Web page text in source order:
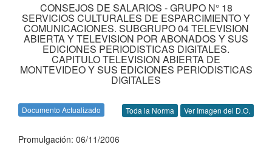
CONSEJOS DE SALARIOS - GRUPO N° 18
SERVICIOS CULTURALES DE ESPARCIMIENTO Y
COMUNICACIONES. SUBGRUPO 04 TELEVISION
ABIERTA Y TELEVISION POR ABONADOS Y SUS
EDICIONES PERIODISTICAS DIGITALES.
CAPITULO TELEVISION ABIERTA DE
MONTEVIDEO Y SUS EDICIONES PERIODISTICAS
DIGITALES
Documento Actualizado Toda la Norma Ver Imagen del D.O.
Promulgación: 06/11/2006